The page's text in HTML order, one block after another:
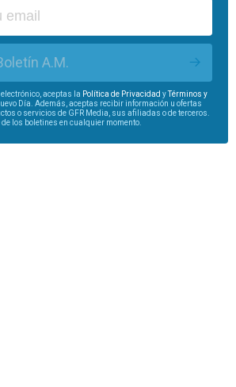
A.M.
aceptas la Política de Privacidad yTérminos y
Día. Además, aceptas recibir información u ofertas
o servicios de GFR Media, sus afiliadas o de terceros.
los boletines en cualquier momento.